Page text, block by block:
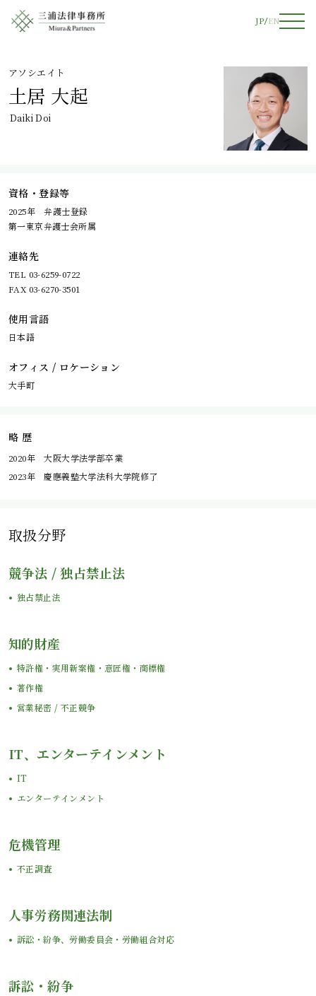
JP EN
アソシエイト
土居 大起
Daiki Doi
資格・登録等
2025年 弁護士登録
第一東京弁護士会所属
連絡先
TEL 03-6259-0722
FAX 03-6270-3501
使用言語
日本語
オフィス / ロケーション
大手町
略 歴
2020年 大阪大学法学部卒業
2023年 慶應義塾大学法科大学院修了
取扱分野
競争法 / 独占禁止法
独占禁止法
知的財産
特許権・実用新案権・意匠権・商標権
著作権
営業秘密 / 不正競争
IT、エンターテインメント
IT
エンターテインメント
危機管理
不正調査
人事労務関連法制
訴訟・紛争、労働委員会・労働組合対応
訴訟・紛争